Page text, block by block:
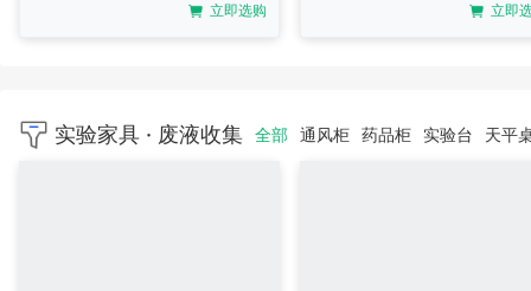
立即选购
立即
实验家具 · 废液收集 全部 通风柜 药品柜 实验台 天平